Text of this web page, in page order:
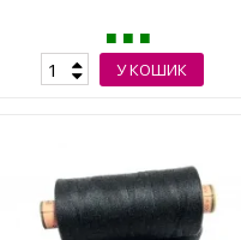
У КОШИК